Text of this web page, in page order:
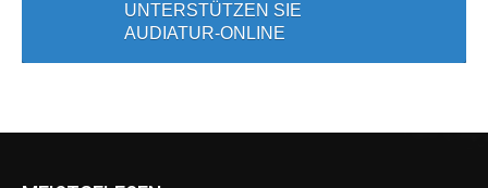
UNTERSTÜTZEN SIE
AUDIATUR-ONLINE